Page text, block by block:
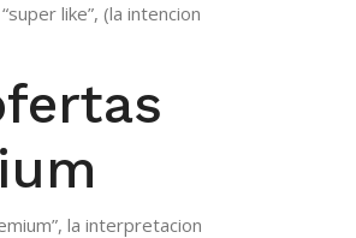
like”, (la intencion
la interpretacion